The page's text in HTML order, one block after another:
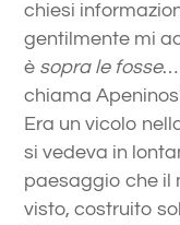
chiesi
gentilmente mi
è sopra le fosse…
chiama
Era un vicolo
si vedeva in
paesaggio che il
visto, costruito